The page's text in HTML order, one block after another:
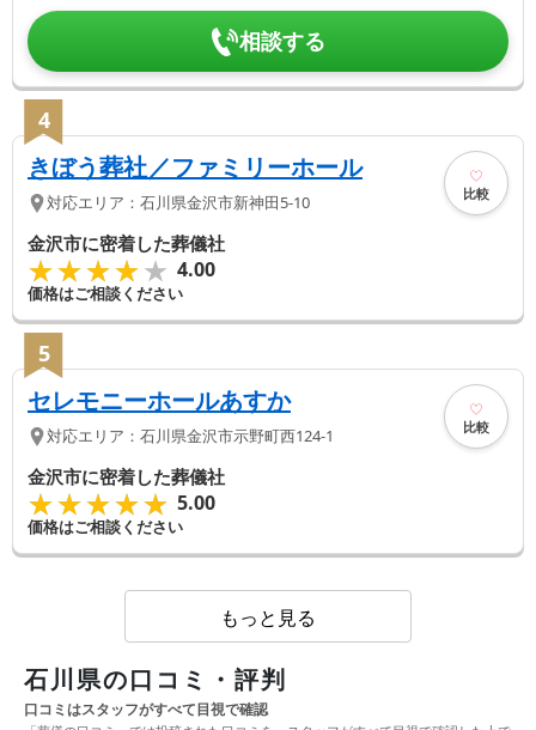
相談する
4
きぼう葬社／ファミリーホール
対応エリア： 石川県金沢市新神田5-10 比較
金沢市に密着した葬儀社
★★★★★
★★★★★ 4.00
価格はご相談ください
5
セレモニーホールあすか
対応エリア： 石川県金沢市示野町西124-1 比較
金沢市に密着した葬儀社
★★★★★
★★★★★ 5.00
価格はご相談ください
もっと見る
石川県の口コミ・評判
口コミはスタッフがすべて目視で確認